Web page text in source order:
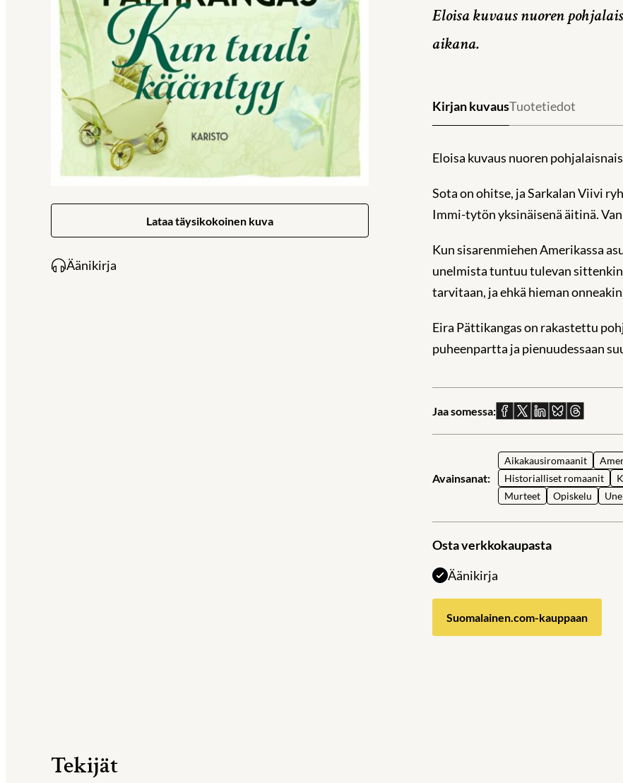
Lataa täysikokoinen kuva
Äänikirja
Eloisa kuvaus nuoren
aikana.
Kirjan kuvausTuotetiedot
Eloisa kuvaus nuoren
Sota on ohitse, ja Sarkalan Viivi
Immi-tytön yksinäisenä äitinä.
Kun sisarenmiehen Amerikassa
unelmista tuntuu tulevan
tarvitaan, ja ehkä hieman
Eira Pättikangas on rakastettu
puheenpartta ja pienuudessaan
Jaa somessa:Jaa
Facebookissa
Jaa
X:ssä
Jaa
Linkedinissä
Jaa
Blueskyssä
Jaa
Avainsanat:
Aikakausiromaanit
Historialliset romaanit
Murteet
Opiskelu
Osta verkkokaupasta
Äänikirja
Suomalainen.com-kauppaan
Tekijät